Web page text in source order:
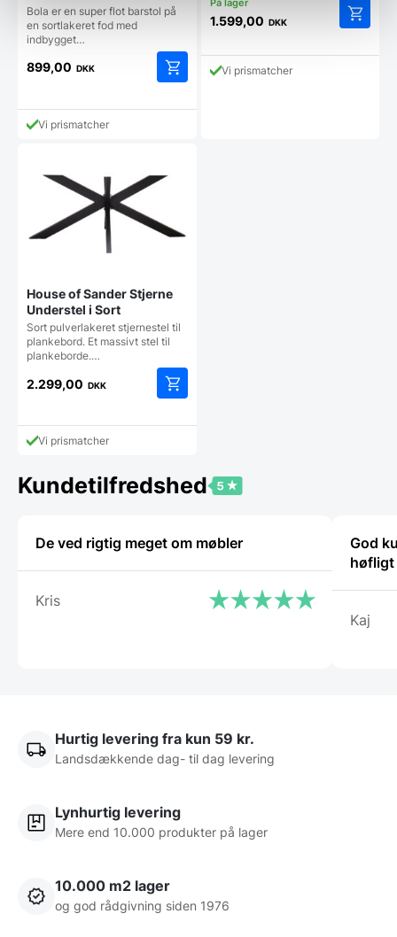
Bola er en super flot barstol på
en sortlakeret fod med
indbygget…
899,00 DKK
Vi prismatcher
1.599,00 DKK
Vi prismatcher
House of Sander Stjerne
Understel i Sort
Sort pulverlakeret stjernestel til
plankebord. Et massivt stel til
plankeborde.…
2.299,00 DKK
Vi prismatcher
Kundetilfredshed
De ved rigtig meget om møbler
Kris
God
høfligt
Kaj
Hurtig levering fra kun 59 kr.
Landsdækkende dag- til dag levering
Lynhurtig levering
Mere end 10.000 produkter på lager
10.000 m2 lager
og god rådgivning siden 1976